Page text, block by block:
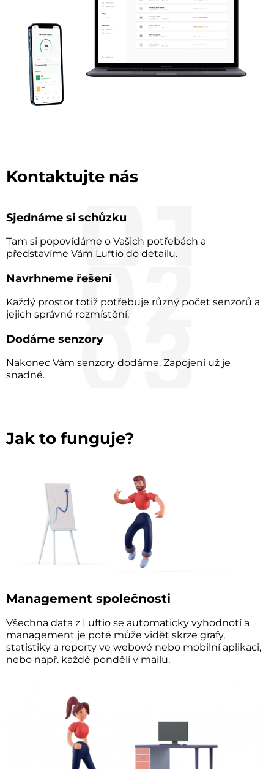
Kontaktujte nás
Sjednáme si schůzku
Tam si popovídáme o Vašich potřebách a
představíme Vám Luftio do detailu.
Navrhneme řešení
Každý prostor totiž potřebuje různý počet senzorů a
jejich správné rozmístění.
Dodáme senzory
Nakonec Vám senzory dodáme. Zapojení už je
snadné.
Jak to funguje?
Management společnosti
Všechna data z Luftio se automaticky vyhodnotí a
management je poté může vidět skrze grafy,
statistiky a reporty ve webové nebo mobilní aplikaci,
nebo např. každé pondělí v mailu.